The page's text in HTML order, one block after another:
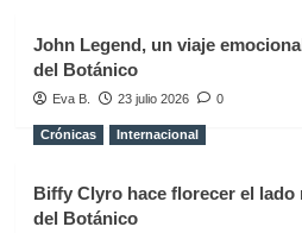
John Legend, un viaje
del Botánico
Eva B. 23 julio 2026 0
Crónicas Internacional
Biffy Clyro hace florecer el lado
del Botánico